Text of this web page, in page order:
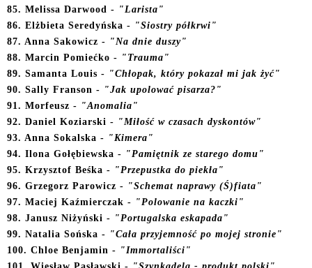
85. Melissa Darwood - "Larista"
86. Elżbieta Seredyńska - "Siostry półkrwi"
87. Anna Sakowicz - "Na dnie duszy"
88. Marcin Pomiećko - "Trauma"
89. Samanta Louis - "Chłopak, który pokazał mi jak żyć"
90. Sally Franson - "Jak upolować pisarza?"
91. Morfeusz - "Anomalia"
92. Daniel Koziarski - "Miłość w czasach dyskontów"
93. Anna Sokalska - "Kimera"
94. Ilona Gołębiewska - "Pamiętnik ze starego domu"
95. Krzysztof Beśka - "Przepustka do piekła"
96. Grzegorz Parowicz - "Schemat naprawy (Ś)fiata"
97. Maciej Kaźmierczak - "Polowanie na kaczki"
98. Janusz Niżyński - "Portugalska eskapada"
99. Natalia Sońska - "Cała przyjemność po mojej stronie"
100. Chloe Benjamin - "Immortaliści"